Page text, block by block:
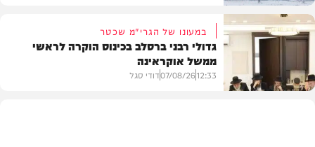
במעונו של הגרי"מ שכטר
גדולי רבני ברסלב בכינוס הוקרה לראשי
ממשל אוקראינה
12:33
07/08/26דודי סגל